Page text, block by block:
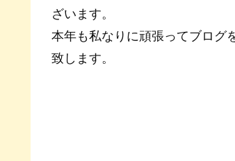
ざいます。
本年も私なりに頑張ってブログ
致します。